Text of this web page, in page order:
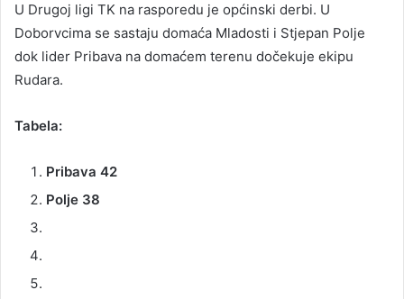
U Drugoj ligi TK na rasporedu je općinski derbi. U
Doborvcima se sastaju domaća Mladosti i Stjepan Polje
dok lider Pribava na domaćem terenu dočekuje ekipu
Rudara.
Tabela:
Pribava 42
Polje 38